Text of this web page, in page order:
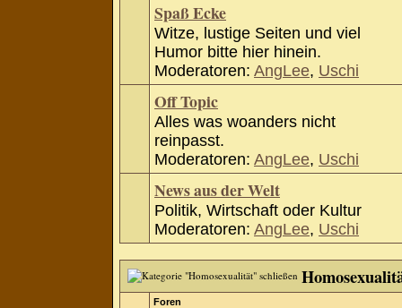
Spaß Ecke
Witze, lustige Seiten und viel
Humor bitte hier hinein.
Moderatoren: AngLee, Uschi
Off Topic
Alles was woanders nicht
reinpasst.
Moderatoren: AngLee, Uschi
News aus der Welt
Politik, Wirtschaft oder Kultur
Moderatoren: AngLee, Uschi
Foren